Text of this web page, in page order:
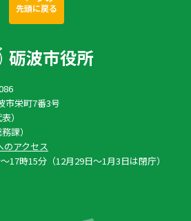
先頭に戻る
栄町7番3号
）
課）
のアクセス
17時15分（12月29日〜1月3日は閉庁）